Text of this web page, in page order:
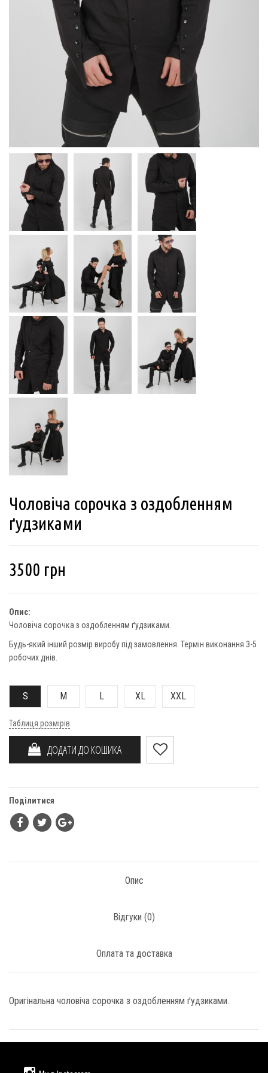
Чоловіча сорочка з оздобленням
ґудзиками
3500 грн
Опис:
Чоловіча сорочка з оздобленням ґудзиками.
Будь-який інший розмір виробу під замовлення. Термін виконання 3-5
робочих днів.
S M L XL XXL
Таблиця розмірів
ДОДАТИ ДО КОШИКА
Поділитися
Опис
Відгуки (0)
Оплата та доставка
Оригінальна чоловіча сорочка з оздобленням ґудзиками.